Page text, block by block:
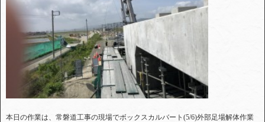
本日の作業は、常磐道工事の現場でボックスカルバート(5/6)外部足場解体作業